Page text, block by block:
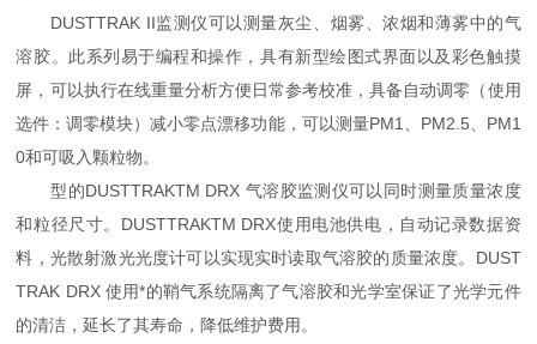
DUSTTRAK II监测仪可以测量灰尘、烟雾、浓烟和薄雾中的气
溶胶。此系列易于编程和操作，具有新型绘图式界面以及彩色触摸
屏，可以执行在线重量分析方便日常参考校准，具备自动调零（使用
选件：调零模块）减小零点漂移功能，可以测量PM1、PM2.5、PM1
0和可吸入颗粒物。
型的DUSTTRAKTM DRX 气溶胶监测仪可以同时测量质量浓度
和粒径尺寸。DUSTTRAKTM DRX使用电池供电，自动记录数据资
料，光散射激光光度计可以实现实时读取气溶胶的质量浓度。DUST
TRAK DRX 使用*的鞘气系统隔离了气溶胶和光学室保证了光学元件
的清洁，延长了其寿命，降低维护费用。